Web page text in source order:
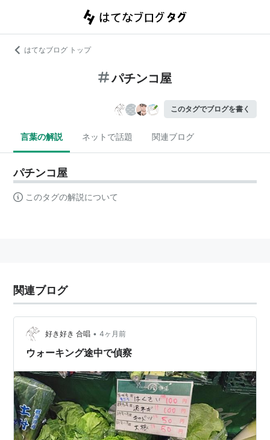
はてなブログ トップ
パチンコ屋
このタグでブログを書く
言葉の解説 ネットで話題 関連ブログ
パチンコ屋
このタグの解説について
関連ブログ
好き好き 合唱 • 4ヶ月前
ウォーキング途中で偵察